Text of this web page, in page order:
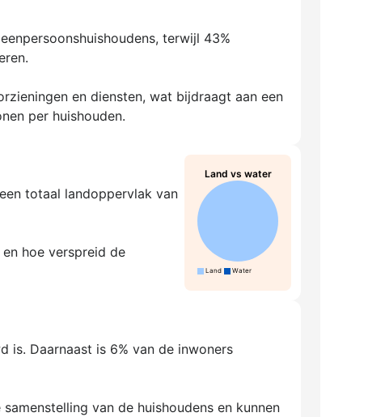
terwijl 43%
en diensten, wat bijdraagt aan een
per huishouden.
totaal landoppervlak van
hoe verspreid de
Land vs water
Land Water
is. Daarnaast is 6% van de inwoners
van de huishoudens en kunnen